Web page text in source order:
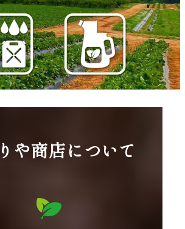
や商店について